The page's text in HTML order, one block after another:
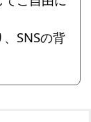
SNSの背